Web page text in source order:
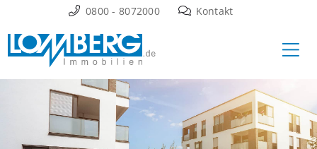
Inhalt
springen
0800 - 8072000 Kontakt